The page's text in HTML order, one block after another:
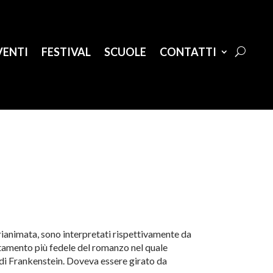
FESTIVAL SCUOLE CONTATTI
sono interpretati rispettivamente da
più fedele del romanzo nel quale
Frankenstein. Doveva essere girato da